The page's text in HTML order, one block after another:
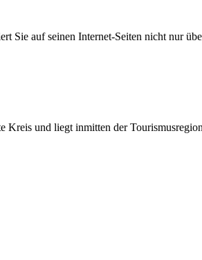
Sie auf seinen Internet-Seiten nicht nur
und liegt inmitten der